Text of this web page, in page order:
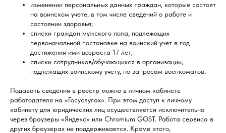
изменении персональных данных граждан, которые состоят
на воинском учете, в том числе сведений о работе и
состоянии здоровья;
списки граждан мужского пола, подлежащих
первоначальной постановке на воинский учет в год
достижения ими возраста 17 лет;
списки сотрудников/обучающихся в организации,
подлежащих воинскому учету, по запросам военкоматов.
Подавать сведения в реестр можно в личном кабинете
работодателя на «Госуслугах». При этом доступ к личному
кабинету для юридических лиц осуществляется исключительно
через браузеры «Яндекс» или Chromium GOST. Работа сервиса в
других браузерах не поддерживается. Кроме этого,